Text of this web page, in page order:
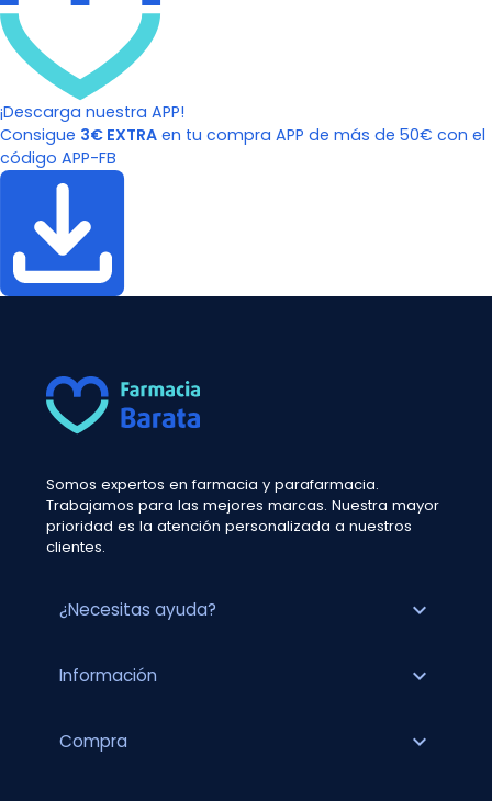
¡Descarga nuestra APP!
Consigue 3€ EXTRA en tu compra APP de más de 50€ con el
código APP-FB
Somos expertos en farmacia y parafarmacia.
Trabajamos para las mejores marcas. Nuestra mayor
prioridad es la atención personalizada a nuestros
clientes.
¿Necesitas ayuda? expand_more
Información expand_more
Compra expand_more